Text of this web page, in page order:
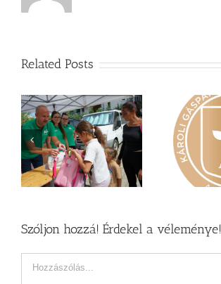
Related Posts
Nagy érdeklődés övezi
a Károli képzéseit
Szóljon hozzá! Érdekel a véleménye!
Hozzászólás